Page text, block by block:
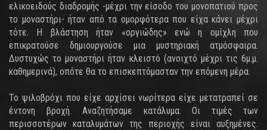
ελικοειδούς διαδρομής -μέχρι την είσοδο του μονοπατιού προς
το μοναστήρι- ήταν από τα ομορφότερα που είχα κάνει μέχρι
τότε. Η βλάστηση ήταν «οργιώδης» ενώ η ομίχλη που
επικρατούσε δημιουργούσε μια μυστηριακή ατμόσφαιρα.
Δυστυχώς το μοναστήρι ήταν κλειστό (ανοιχτό μέχρι τις 6μ.μ.
καθημερινά), οπότε θα το επισκεπτόμασταν την επόμενη μέρα.
Το ψιλοβρόχι που είχε αρχίσει νωρίτερα είχε μετατραπεί σε
έντονη βροχή. Αναζητήσαμε κατάλυμα. Οι τιμές των
περισσοτέρων καταλυμάτων της περιοχής είναι αυξημένες.